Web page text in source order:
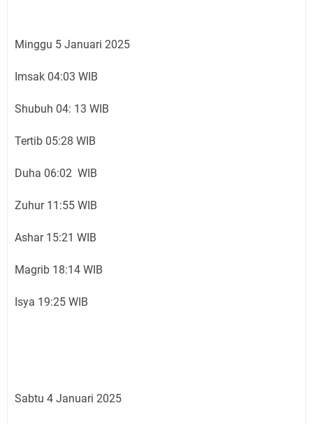
Minggu 5 Januari 2025
Imsak 04:03 WIB
Shubuh 04: 13 WIB
Tertib 05:28 WIB
Duha 06:02 WIB
Zuhur 11:55 WIB
Ashar 15:21 WIB
Magrib 18:14 WIB
Isya 19:25 WIB
Sabtu 4 Januari 2025